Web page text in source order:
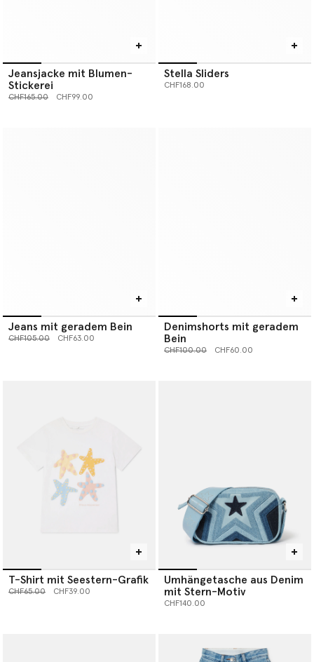
Jeansjacke mit Blumen-
Stickerei
Preis reduziert von
CHF165.00bisCHF99.00
Stella Sliders
CHF168.00
Jeans mit geradem Bein
Preis reduziert von
CHF105.00bisCHF63.00
Denimshorts mit geradem
Bein
Preis reduziert von
CHF100.00bisCHF60.00
T-Shirt mit Seestern-Grafik
Preis reduziert von
CHF65.00bisCHF39.00
Umhängetasche aus Denim
mit Stern-Motiv
CHF140.00